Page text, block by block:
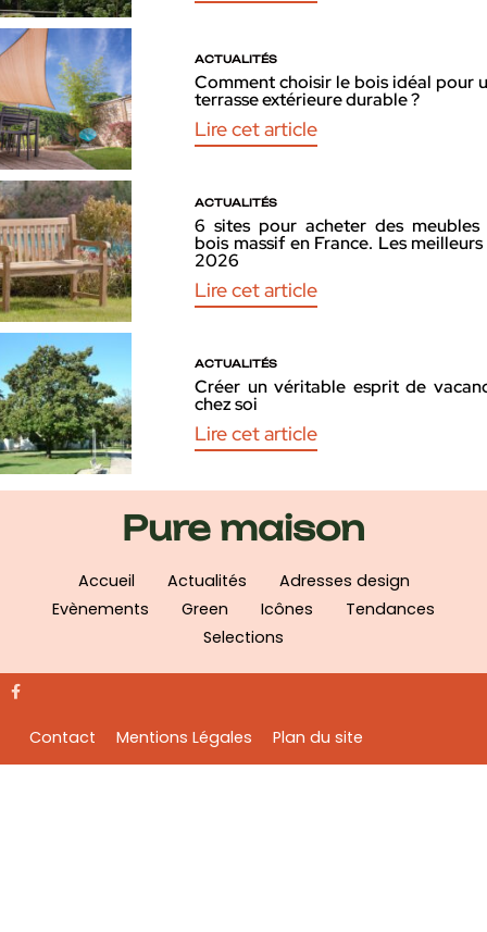
ACTUALITÉS
Comment choisir le bois idéal pour
terrasse extérieure durable ?
Lire cet article
ACTUALITÉS
6 sites pour acheter des meubles
bois massif en France. Les
2026
Lire cet article
ACTUALITÉS
Créer un véritable esprit de
chez soi
Lire cet article
Pure maison
Accueil Actualités
Adresses design
Evènements
Green Icônes
Tendances
Selections
Contact Mentions Légales Plan du site